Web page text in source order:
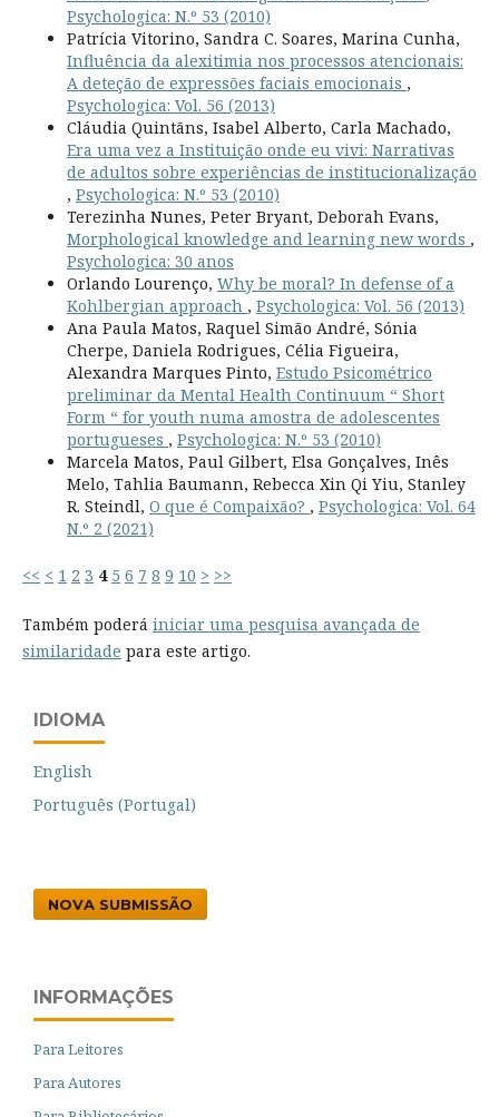
Psychologica: N.º 53 (2010)
Patrícia Vitorino, Sandra C. Soares, Marina Cunha,
Influência da alexitimia nos processos atencionais:
A deteção de expressões faciais emocionais ,
Psychologica: Vol. 56 (2013)
Cláudia Quintãns, Isabel Alberto, Carla Machado,
Era uma vez a Instituição onde eu vivi: Narrativas
de adultos sobre experiências de institucionalização
, Psychologica: N.º 53 (2010)
Terezinha Nunes, Peter Bryant, Deborah Evans,
Morphological knowledge and learning new words ,
Psychologica: 30 anos
Orlando Lourenço, Why be moral? In defense of a
Kohlbergian approach , Psychologica: Vol. 56 (2013)
Ana Paula Matos, Raquel Simão André, Sónia
Cherpe, Daniela Rodrigues, Célia Figueira,
Alexandra Marques Pinto, Estudo Psicométrico
preliminar da Mental Health Continuum “ Short
Form “ for youth numa amostra de adolescentes
portugueses , Psychologica: N.º 53 (2010)
Marcela Matos, Paul Gilbert, Elsa Gonçalves, Inês
Melo, Tahlia Baumann, Rebecca Xin Qi Yiu, Stanley
R. Steindl, O que é Compaixão? , Psychologica: Vol. 64
N.º 2 (2021)
<< < 1 2 3 4 5 6 7 8 9 10 > >>
Também poderá iniciar uma pesquisa avançada de
similaridade para este artigo.
IDIOMA
English
Português (Portugal)
NOVA SUBMISSÃO
INFORMAÇÕES
Para Leitores
Para Autores